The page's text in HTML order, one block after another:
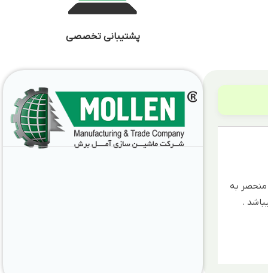
پشتیبانی تخصصی
منحصر به
.